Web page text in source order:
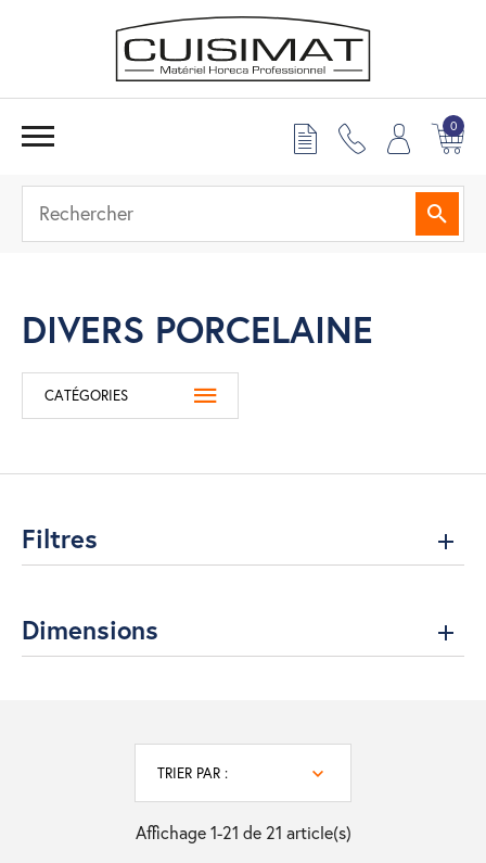
0
DIVERS PORCELAINE
CATÉGORIES
Filtres
Dimensions
TRIER PAR :
Affichage 1-21 de 21 article(s)